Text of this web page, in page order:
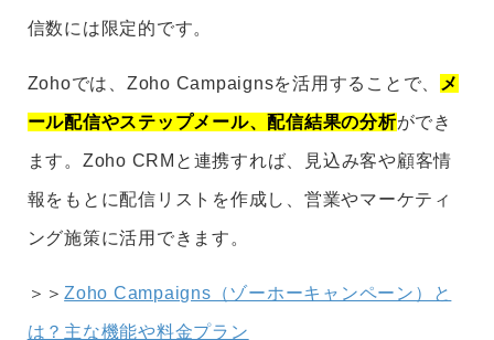
信数には限定的です。
Zohoでは、Zoho Campaignsを活用することで、 メ
ール配信やステップメール、配信結果の分析ができ
ます。Zoho CRMと連携すれば、見込み客や顧客情
報をもとに配信リストを作成し、営業やマーケティ
ング施策に活用できます。
＞＞Zoho Campaigns（ゾーホーキャンペーン）と
は？主な機能や料金プラン